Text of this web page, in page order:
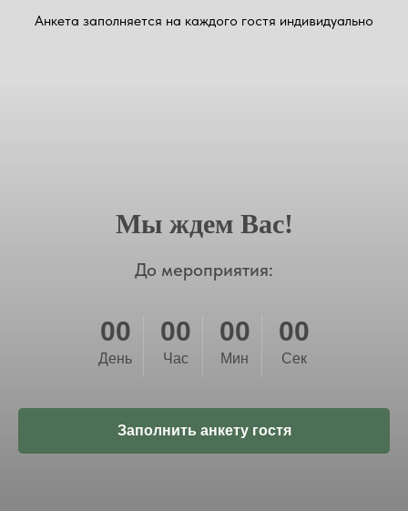
Анкета заполняется на каждого гостя индивидуально
Мы ждем Вас!
До мероприятия:
00
День
00
Час
00
Мин
00
Сек
Заполнить анкету гостя